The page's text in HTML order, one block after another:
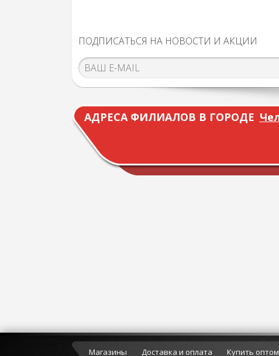
ПОДПИСАТЬСЯ НА НОВОСТИ И АКЦИИ
АДРЕСА ФИЛИАЛОВ В ГОРОДЕ
Магазины Доставка и оплата Купить оптом